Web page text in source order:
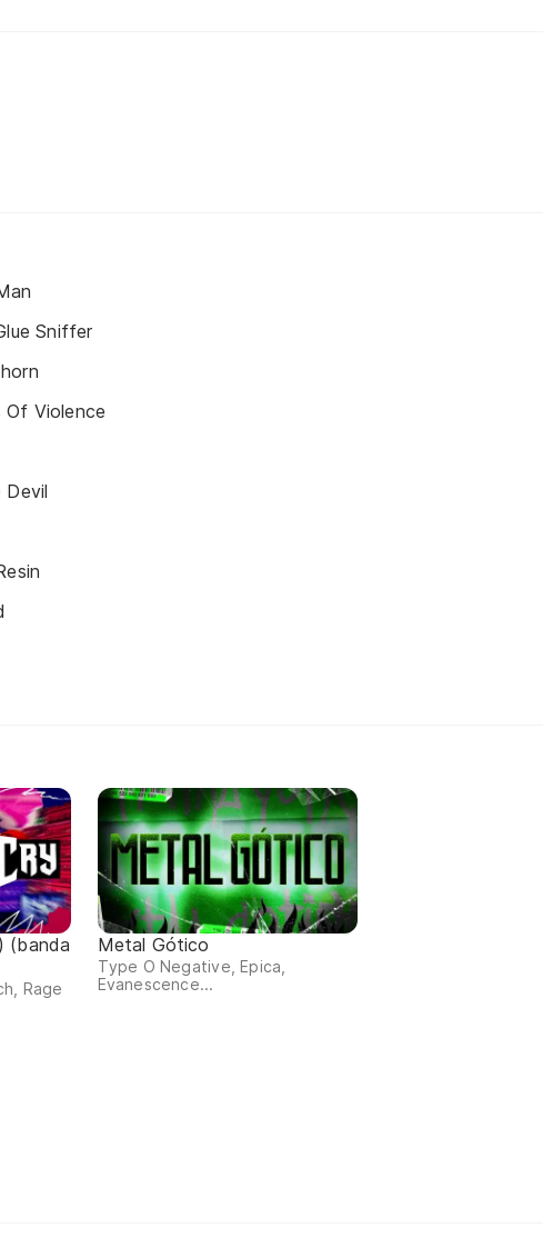
Sniffer
Of Violence
Devil
(banda
Rage
Metal Gótico
Type O Negative, Epica,
Evanescence...